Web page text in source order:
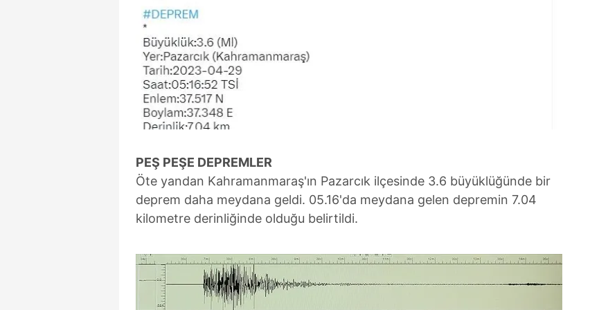
PEŞ PEŞE DEPREMLER
Öte yandan Kahramanmaraş'ın Pazarcık ilçesinde 3.6 büyüklüğünde bir
deprem daha meydana geldi. 05.16'da meydana gelen depremin 7.04
kilometre derinliğinde olduğu belirtildi.